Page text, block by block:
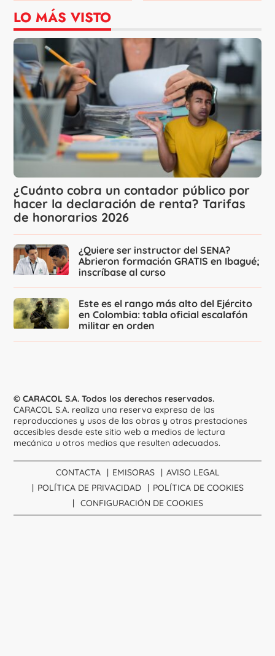
LO MÁS VISTO
¿Cuánto cobra un contador público por
hacer la declaración de renta? Tarifas
de honorarios 2026
¿Quiere ser instructor del SENA?
Abrieron formación GRATIS en Ibagué;
inscríbase al curso
Este es el rango más alto del Ejército
en Colombia: tabla oficial escalafón
militar en orden
© CARACOL S.A. Todos los derechos reservados.
CARACOL S.A. realiza una reserva expresa de las
reproducciones y usos de las obras y otras prestaciones
accesibles desde este sitio web a medios de lectura
mecánica u otros medios que resulten adecuados.
CONTACTA EMISORAS
AVISO LEGAL
POLÍTICA DE PRIVACIDAD
POLÍTICA DE COOKIES
CONFIGURACIÓN DE COOKIES